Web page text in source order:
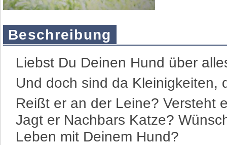
Beschreibung
Liebst Du Deinen Hund über
Und doch sind da Kleinigkeiten,
Reißt er an der Leine? Versteht
Jagt er Nachbars Katze?
Leben mit Deinem Hund?